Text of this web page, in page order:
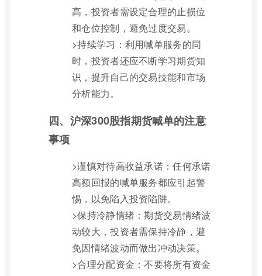
高，投资者需设定合理的止损位
和仓位控制，避免过度交易。
>持续学习：利用喊单服务的同
时，投资者还应不断学习期货知
识，提升自己的交易技能和市场
分析能力。
四、沪深300股指期货喊单的注意
事项
>谨慎对待高收益承诺：任何承诺
高额回报的喊单服务都应引起警
惕，以免陷入投资陷阱。
>保持冷静情绪：期货交易情绪波
动较大，投资者需保持冷静，避
免因情绪波动而做出冲动决策。
>合理分配资金：不要将所有资金